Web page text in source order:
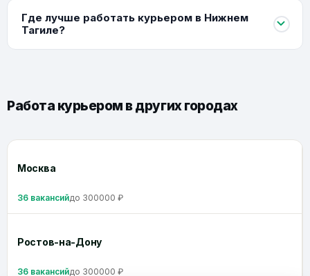
Где лучше работать курьером в Нижнем
Тагиле?
Работа курьером в других городах
Москва
36 вакансийдо 300000 ₽
Ростов-на-Дону
36 вакансийдо 300000 ₽